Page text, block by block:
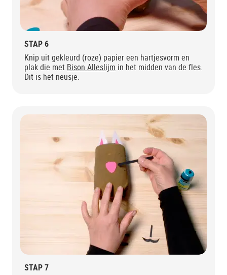
STAP 6
Knip uit gekleurd (roze) papier een hartjesvorm en
plak die met Bison Alleslijm in het midden van de fles.
Dit is het neusje.
STAP 7